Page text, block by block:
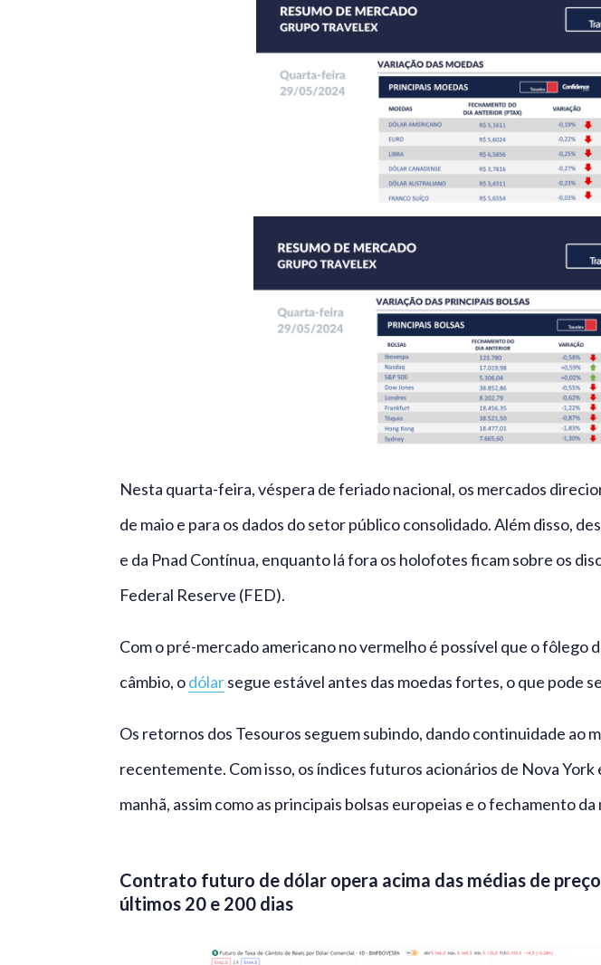
Nesta quarta-feira, véspera de feriado nacional, os mercados
de maio e para os dados do setor público consolidado. Além disso,
e da Pnad Contínua, enquanto lá fora os holofotes ficam sobre os
Federal Reserve (FED).
Com o pré-mercado americano no vermelho é possível que o fôlego
câmbio, odólarsegue estável antes das moedas fortes, o que pode
Os retornos dos Tesouros seguem subindo, dando continuidade ao
recentemente. Com isso, os índices futuros acionários de Nova York
manhã, assim como as principais bolsas europeias e o fechamento da
Contrato futuro de dólar opera acima das médias de
últimos 20 e 200 dias